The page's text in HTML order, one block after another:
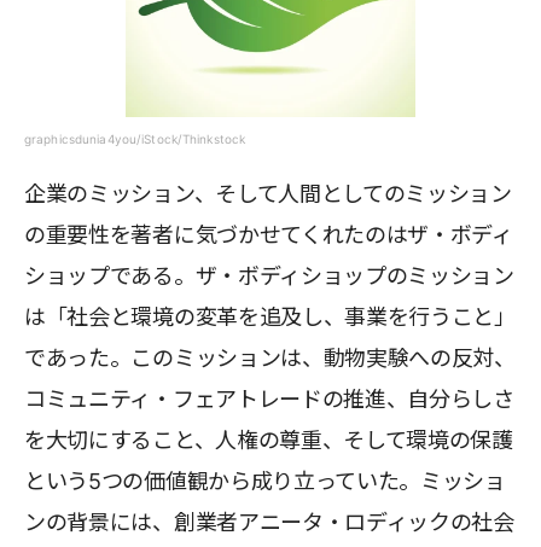
graphicsdunia4you/iStock/Thinkstock
企業のミッション、そして人間としてのミッション
の重要性を著者に気づかせてくれたのはザ・ボディ
ショップである。ザ・ボディショップのミッション
は「社会と環境の変革を追及し、事業を行うこと」
であった。このミッションは、動物実験への反対、
コミュニティ・フェアトレードの推進、自分らしさ
を大切にすること、人権の尊重、そして環境の保護
という5つの価値観から成り立っていた。ミッショ
ンの背景には、創業者アニータ・ロディックの社会